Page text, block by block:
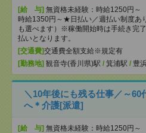
[給 与] 無資格未経験：時給1250円～
時給1350円～★日払い／週払い制度あ
も選べます）※稼働開始時は手続き完
払いとなります。
[交通費]交通費全額支給※規定有
[勤務地] 観音寺(香川県)駅 / 箕浦駅 / 豊
＼10年後にも残る仕事／～60
へ＊介護[派遣]
[給 与] 無資格未経験：時給1250円～